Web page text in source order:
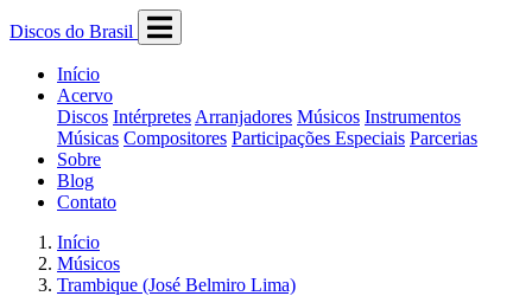
Discos do Brasil
Início
Acervo
Discos Intérpretes Arranjadores Músicos Instrumentos
Músicas Compositores Participações Especiais Parcerias
Sobre
Blog
Contato
Início
Músicos
Trambique (José Belmiro Lima)